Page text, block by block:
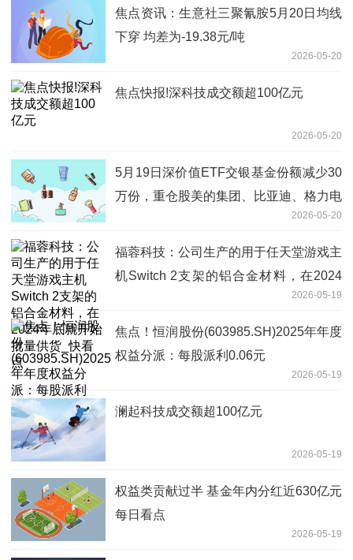
焦点资讯：生意社三聚氰胺5月20日均线
下穿 均差为-19.38元/吨
2026-05-20
焦点快报!深科技成交额超100亿元
2026-05-20
5月19日深价值ETF交银基金份额减少30
万份，重仓股美的集团、比亚迪、格力电
2026-05-20
福蓉科技：公司生产的用于任天堂游戏主
机Switch 2支架的铝合金材料，在2024
2026-05-19
焦点！恒润股份(603985.SH)2025年年度
权益分派：每股派利0.06元
2026-05-19
澜起科技成交额超100亿元
2026-05-19
权益类贡献过半 基金年内分红近630亿元
每日看点
2026-05-19